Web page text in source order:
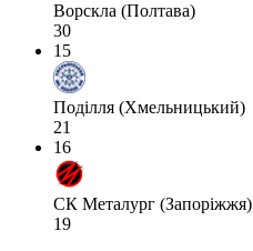
Ворскла (Полтава)
30
15
Поділля (Хмельницький)
21
16
СК Металург (Запоріжжя)
19